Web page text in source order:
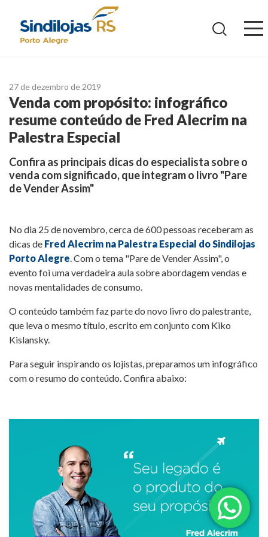
27 de dezembro de 2019
Venda com propósito: infográfico
resume conteúdo de Fred Alecrim na
Palestra Especial
Confira as principais dicas do especialista sobre o
venda com significado, que integram o livro "Pare
de Vender Assim"
No dia 25 de novembro, cerca de 600 pessoas receberam as
dicas de Fred Alecrim na Palestra Especial do Sindilojas
Porto Alegre. Com o tema "Pare de Vender Assim", o
evento foi uma verdadeira aula sobre abordagem vendas e
novas mentalidades de consumo.
O conteúdo também faz parte do novo livro do palestrante,
que leva o mesmo título, escrito em conjunto com Kiko
Kislansky.
Para seguir inspirando os lojistas, preparamos um infográfico
com o resumo do conteúdo. Confira abaixo: